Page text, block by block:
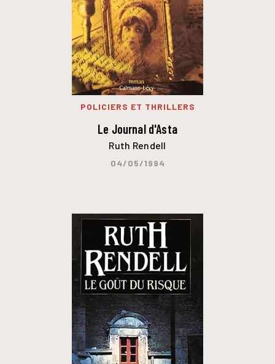
POLICIERS ET THRILLERS
Le Journal d'Asta
Ruth Rendell
04/05/1994